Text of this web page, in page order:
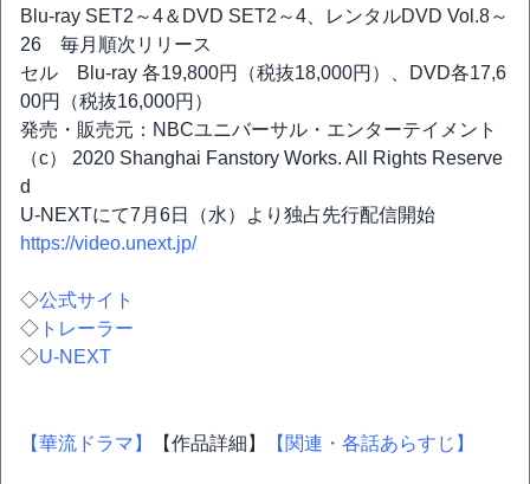
Blu-ray SET2～4＆DVD SET2～4、レンタルDVD Vol.8～
26 毎月順次リリース
セル Blu-ray 各19,800円（税抜18,000円）、DVD各17,6
00円（税抜16,000円）
発売・販売元：NBCユニバーサル・エンターテイメント
（c） 2020 Shanghai Fanstory Works. All Rights Reserve
d
U-NEXTにて7月6日（水）より独占先行配信開始
https://video.unext.jp/
◇公式サイト
◇ トレーラー
◇U-NEXT
【華流ドラマ】 【作品詳細】 【関連・各話あらすじ】